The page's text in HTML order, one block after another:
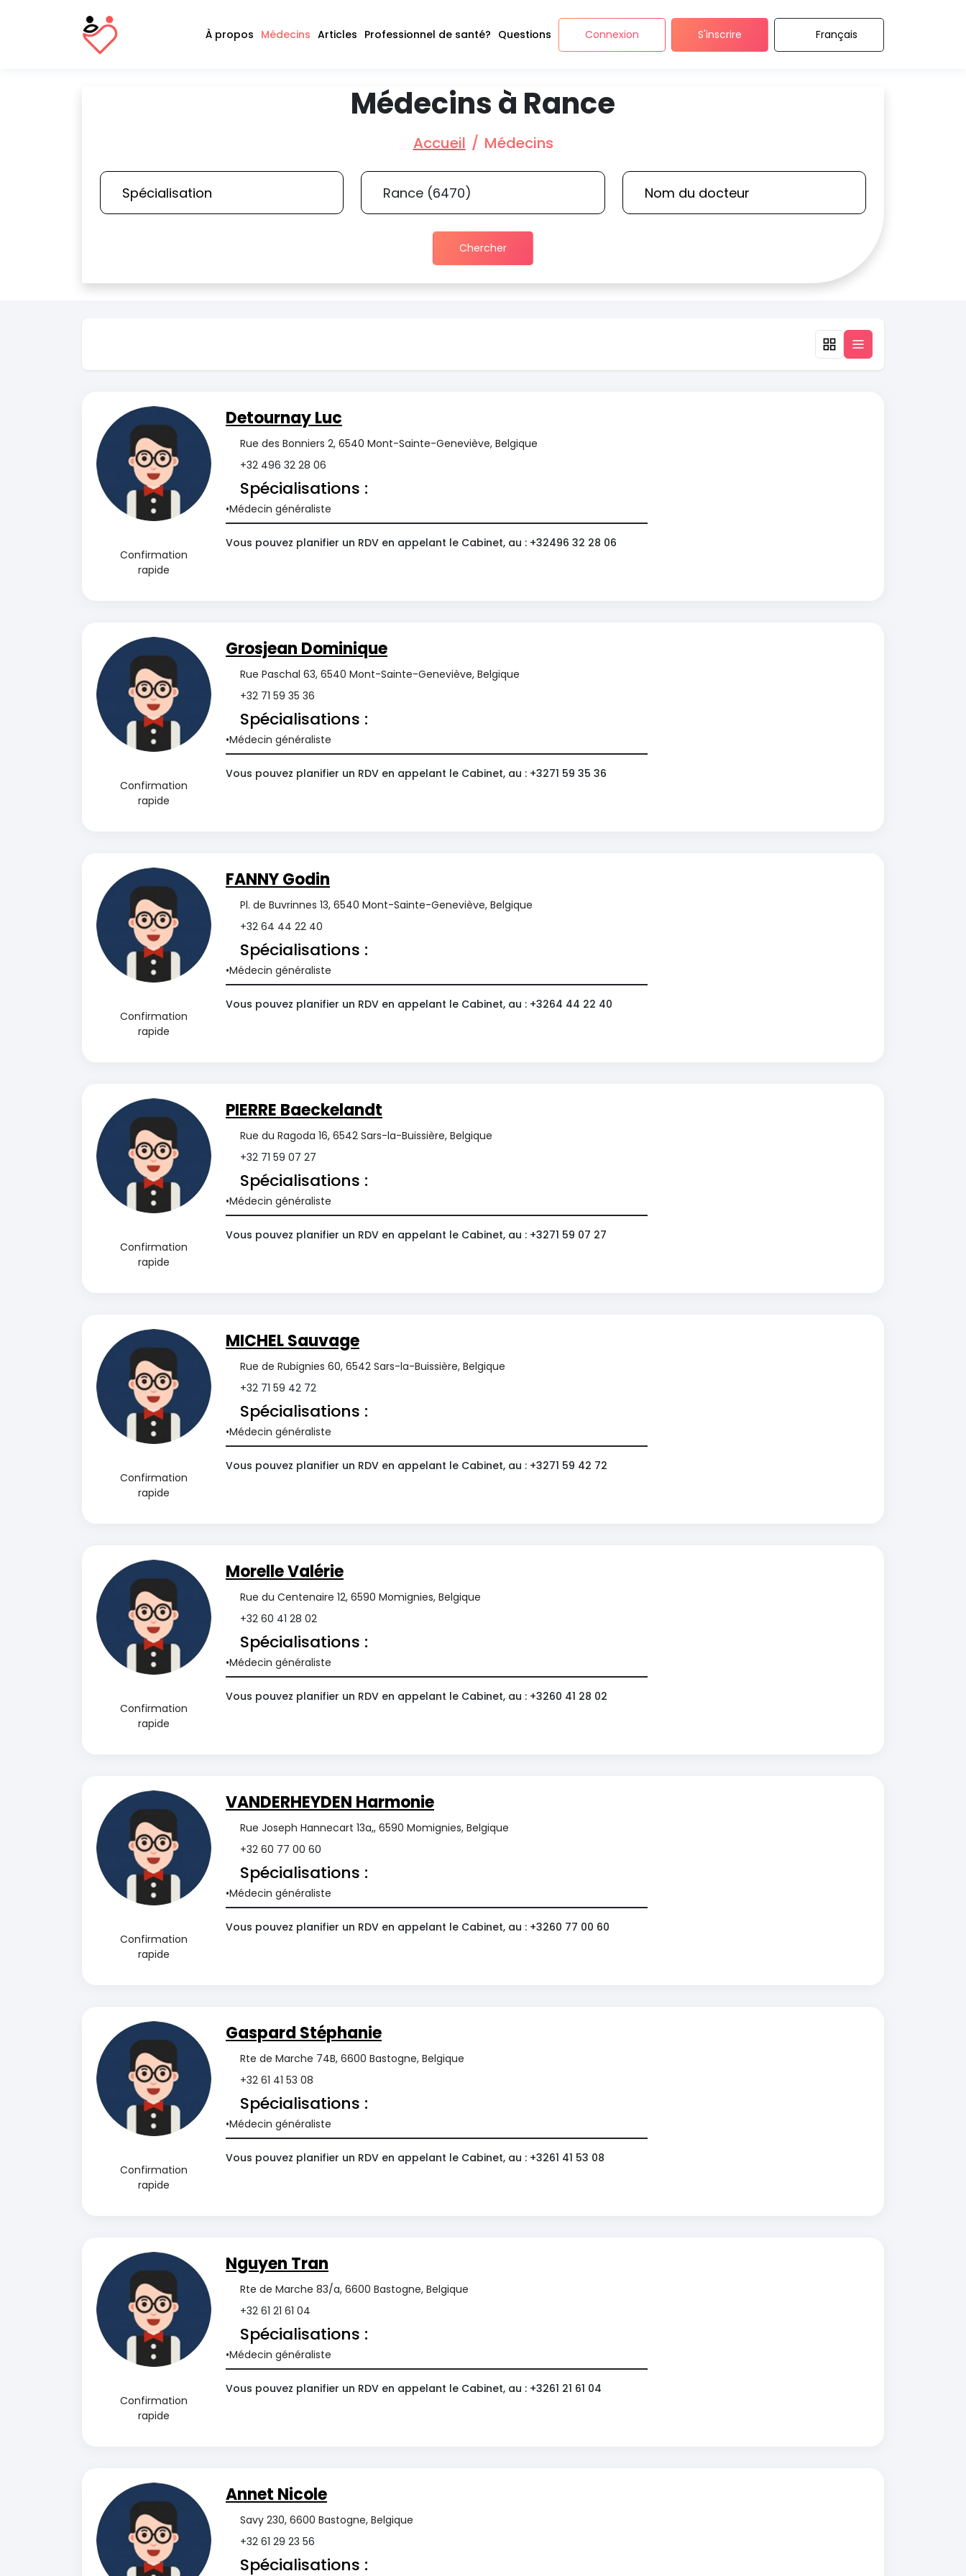
À propos Médecins Articles Professionnel de santé? Questions Connexion S'inscrire Français
Médecins à Rance
Accueil Médecins
Chercher
Confirmation
rapide
Detournay Luc
Rue des Bonniers 2, 6540 Mont-Sainte-Geneviève, Belgique
+32 496 32 28 06
Spécialisations :
Médecin généraliste
Vous pouvez planifier un RDV en appelant le Cabinet, au : +32496 32 28 06
Confirmation
rapide
Grosjean Dominique
Rue Paschal 63, 6540 Mont-Sainte-Geneviève, Belgique
+32 71 59 35 36
Spécialisations :
Médecin généraliste
Vous pouvez planifier un RDV en appelant le Cabinet, au : +3271 59 35 36
Confirmation
rapide
FANNY Godin
Pl. de Buvrinnes 13, 6540 Mont-Sainte-Geneviève, Belgique
+32 64 44 22 40
Spécialisations :
Médecin généraliste
Vous pouvez planifier un RDV en appelant le Cabinet, au : +3264 44 22 40
Confirmation
rapide
PIERRE Baeckelandt
Rue du Ragoda 16, 6542 Sars-la-Buissière, Belgique
+32 71 59 07 27
Spécialisations :
Médecin généraliste
Vous pouvez planifier un RDV en appelant le Cabinet, au : +3271 59 07 27
Confirmation
rapide
MICHEL Sauvage
Rue de Rubignies 60, 6542 Sars-la-Buissière, Belgique
+32 71 59 42 72
Spécialisations :
Médecin généraliste
Vous pouvez planifier un RDV en appelant le Cabinet, au : +3271 59 42 72
Confirmation
rapide
Morelle Valérie
Rue du Centenaire 12, 6590 Momignies, Belgique
+32 60 41 28 02
Spécialisations :
Médecin généraliste
Vous pouvez planifier un RDV en appelant le Cabinet, au : +3260 41 28 02
Confirmation
rapide
VANDERHEYDEN Harmonie
Rue Joseph Hannecart 13a,, 6590 Momignies, Belgique
+32 60 77 00 60
Spécialisations :
Médecin généraliste
Vous pouvez planifier un RDV en appelant le Cabinet, au : +3260 77 00 60
Confirmation
rapide
Gaspard Stéphanie
Rte de Marche 74B, 6600 Bastogne, Belgique
+32 61 41 53 08
Spécialisations :
Médecin généraliste
Vous pouvez planifier un RDV en appelant le Cabinet, au : +3261 41 53 08
Confirmation
rapide
Nguyen Tran
Rte de Marche 83/a, 6600 Bastogne, Belgique
+32 61 21 61 04
Spécialisations :
Médecin généraliste
Vous pouvez planifier un RDV en appelant le Cabinet, au : +3261 21 61 04
Annet Nicole
Savy 230, 6600 Bastogne, Belgique
+32 61 29 23 56
Spécialisations :